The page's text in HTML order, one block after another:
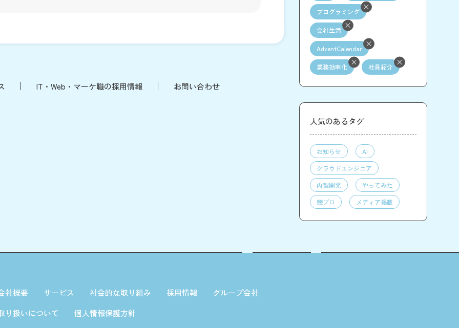
IT・Web・マーケ職の採用情報 お問い合わせ
プログラミング
会社生活
AdventCalendar
業務効率化 社員紹介
人気のあるタグ
お知らせ
AI
クラウドエンジニア
内製開発
やってみた
競プロ
メディア掲載
社概要 サービス 社会的な取り組み 採用情報
グループ会社
り扱いについて
個人情報保護方針